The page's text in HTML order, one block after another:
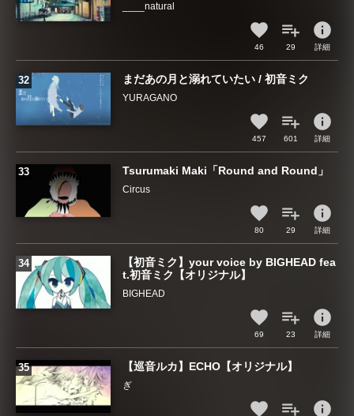
____natural
46 29
info
詳細
まだあの月と溺れていたい / 初音ミク
YURAGANO
457 601
info
詳細
Tsurumaki Maki「Round and Round」
Circus
80 29
info
詳細
【初音ミク】your voice by BIGHEAD fea
t.初音ミク【オリジナル】
BIGHEAD
69 23
info
詳細
【巡音ルカ】ECHO【オリジナル】
ぎㅤ
info